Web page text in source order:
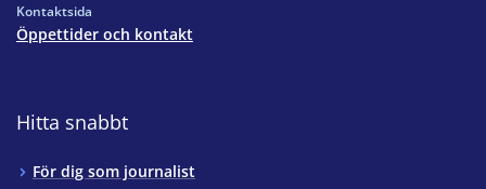
Kontaktsida
Öppettider och kontakt
Hitta snabbt
För dig som journalist